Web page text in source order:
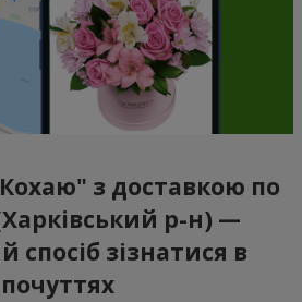
з доставкою по
р-н) —
зізнатися в
почуттях